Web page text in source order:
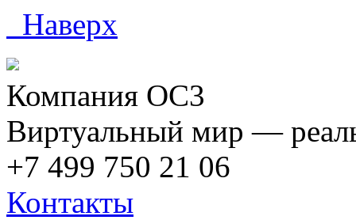
Наверх
Компания ОС3
Виртуальный мир —
+7 499 750 21 06
Контакты